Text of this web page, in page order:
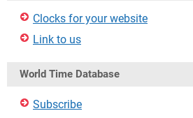
Clocks for your website
Link to us
World Time Database
Subscribe